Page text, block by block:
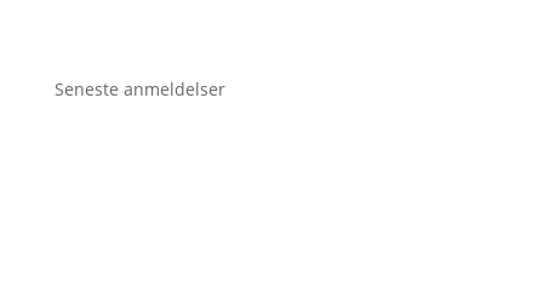
Seneste anmeldelser